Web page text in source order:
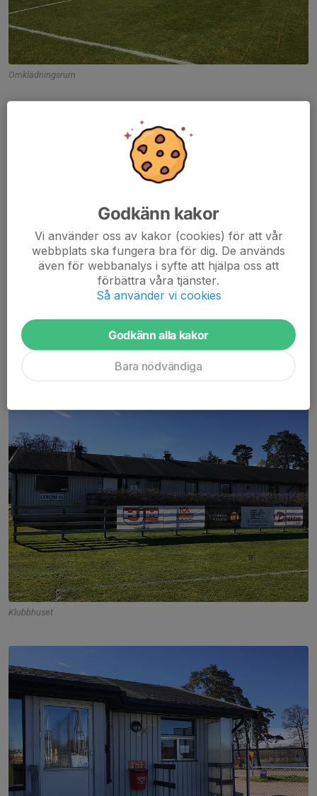
Omklädningsrum
Klubbhuset
Klubbhuset
Godkänn kakor
Vi använder oss av kakor (cookies) för att vår
webbplats ska fungera bra för dig. De används
även för webbanalys i syfte att hjälpa oss att
förbättra våra tjänster.
Så använder vi cookies
Godkänn alla kakor
Bara nödvändiga